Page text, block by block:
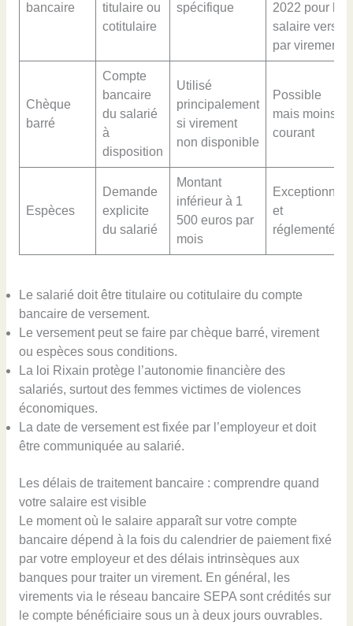
bancaire
titulaire ou
cotitulaire
spécifique
2022 pour le
salaire versé
par virement
Chèque
barré
Compte
bancaire
du salarié
à
disposition
Utilisé
principalement
si virement
non disponible
Possible
mais moins
courant
Espèces
Demande
explicite
du salarié
Montant
inférieur à 1
500 euros par
mois
Exceptionnel
et
réglementé
Le salarié doit être titulaire ou cotitulaire du compte
bancaire de versement.
Le versement peut se faire par chèque barré, virement
ou espèces sous conditions.
La loi Rixain protège l’autonomie financière des
salariés, surtout des femmes victimes de violences
économiques.
La date de versement est fixée par l’employeur et doit
être communiquée au salarié.
Les délais de traitement bancaire : comprendre quand
votre salaire est visible
Le moment où le salaire apparaît sur votre compte
bancaire dépend à la fois du calendrier de paiement fixé
par votre employeur et des délais intrinsèques aux
banques pour traiter un virement. En général, les
virements via le réseau bancaire SEPA sont crédités sur
le compte bénéficiaire sous un à deux jours ouvrables.